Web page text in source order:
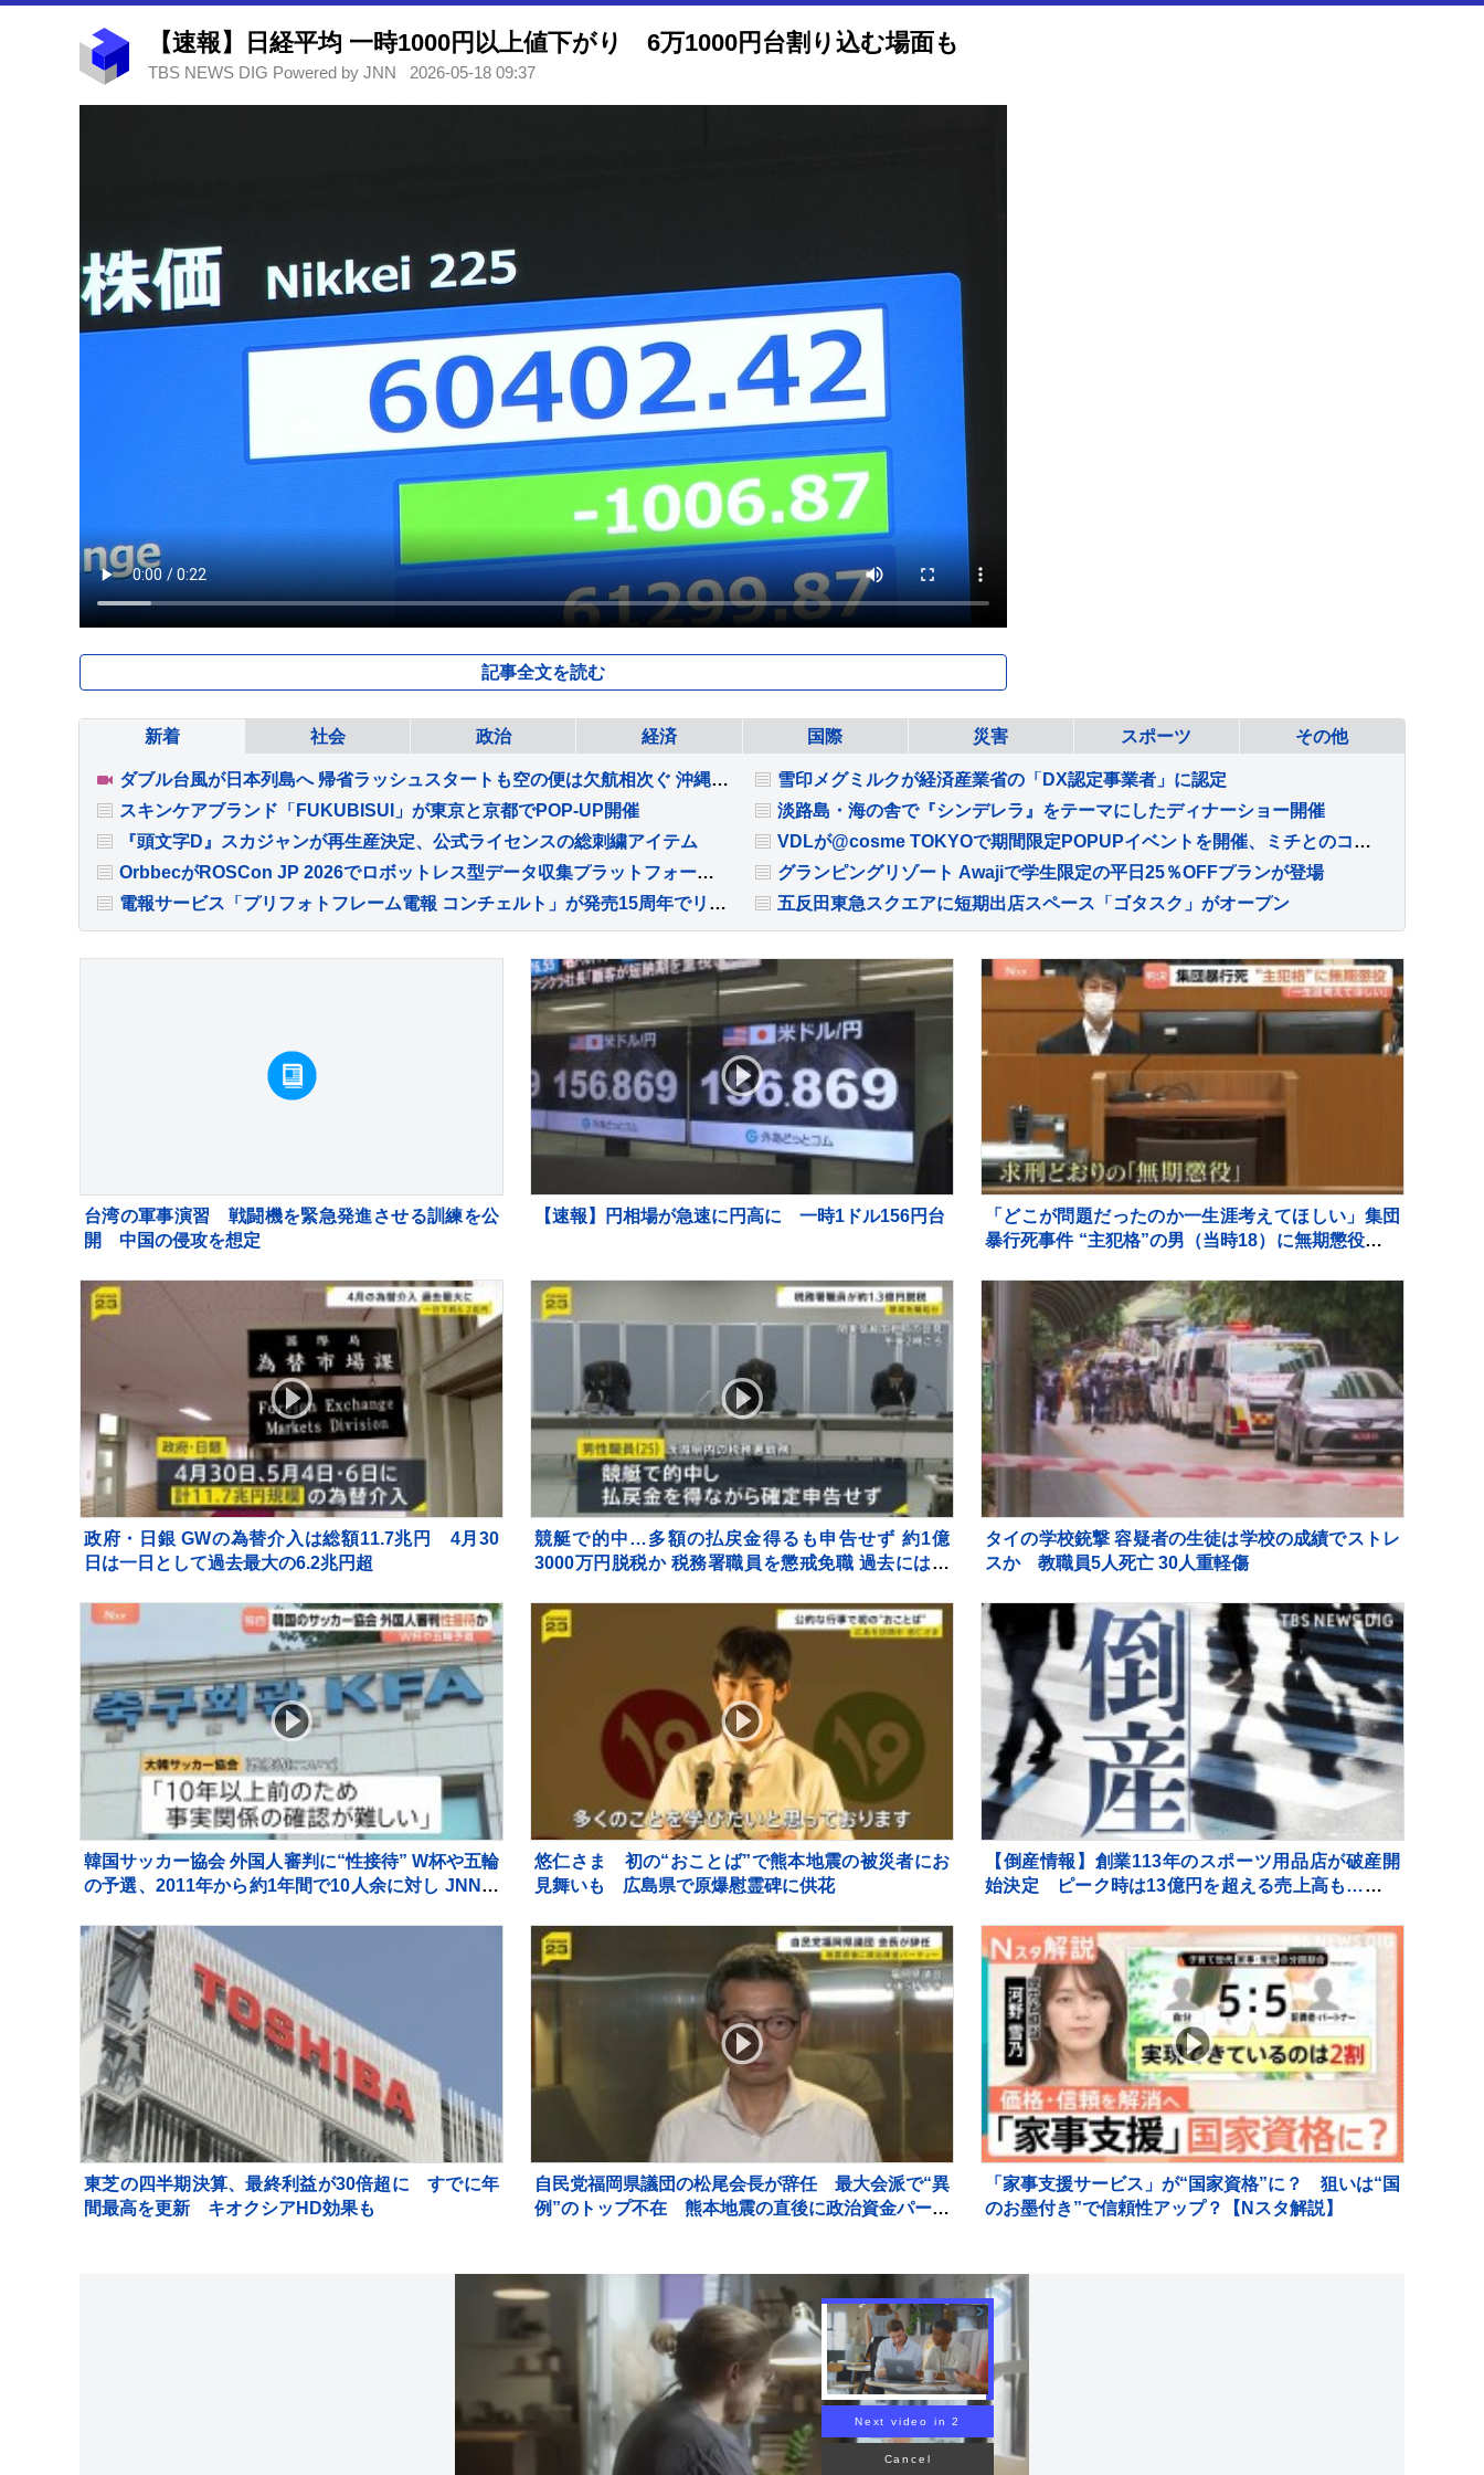
【速報】日経平均 一時1000円以上値下がり 6万1000円台割り込む場面も
TBS NEWS DIG Powered by JNN 2026-05-18 09:37
記事全文を読む
新着 社会 政治 経済 国際 災害 スポーツ その他
ダブル台風が日本列島へ 帰省ラッシュスタートも空の便は欠航相次ぐ 沖縄では「持病の薬」「血圧測定器」を避難所に持ち込む高齢者も 週明け15号も本州へ【news23】
雪印メグミルクが経済産業省の「DX認定事業者」に認定
スキンケアブランド「FUKUBISUI」が東京と京都でPOP-UP開催
淡路島・海の舎で『シンデレラ』をテーマにしたディナーショー開催
『頭文字D』スカジャンが再生産決定、公式ライセンスの総刺繍アイテム
VDLが@cosme TOKYOで期間限定POPUPイベントを開催、ミチとのコラボ新商品も先行販売
OrbbecがROSCon JP 2026でロボットレス型データ収集プラットフォームを日本初公開
グランピングリゾート Awajiで学生限定の平日25％OFFプランが登場
電報サービス「プリフォトフレーム電報 コンチェルト」が発売15周年でリニューアル
五反田東急スクエアに短期出店スペース「ゴタスク」がオープン
台湾の軍事演習 戦闘機を緊急発進させる訓練を公
開 中国の侵攻を想定
【速報】円相場が急速に円高に 一時1ドル156円台
「どこが問題だったのか一生涯考えてほしい」集団
暴行死事件 “主犯格”の男（当時18）に無期懲役の判
政府・日銀 GWの為替介入は総額11.7兆円 4月30
日は一日として過去最大の6.2兆円超
競艇で的中…多額の払戻金得るも申告せず 約1億
3000万円脱税か 税務署職員を懲戒免職 過去には納
タイの学校銃撃 容疑者の生徒は学校の成績でストレ
スか 教職員5人死亡 30人重軽傷
韓国サッカー協会 外国人審判に“性接待” W杯や五輪
の予選、2011年から約1年間で10人余に対し JNN報
悠仁さま 初の“おことば”で熊本地震の被災者にお
見舞いも 広島県で原爆慰霊碑に供花
【倒産情報】創業113年のスポーツ用品店が破産開
始決定 ピーク時は13億円を超える売上高も…大手
工リサーチ】
東芝の四半期決算、最終利益が30倍超に すでに年
間最高を更新 キオクシアHD効果も
自民党福岡県議団の松尾会長が辞任 最大会派で“異
例”のトップ不在 熊本地震の直後に政治資金パーテ
「家事支援サービス」が“国家資格”に？ 狙いは“国
のお墨付き”で信頼性アップ？【Nスタ解説】
Next video in 1
Cancel